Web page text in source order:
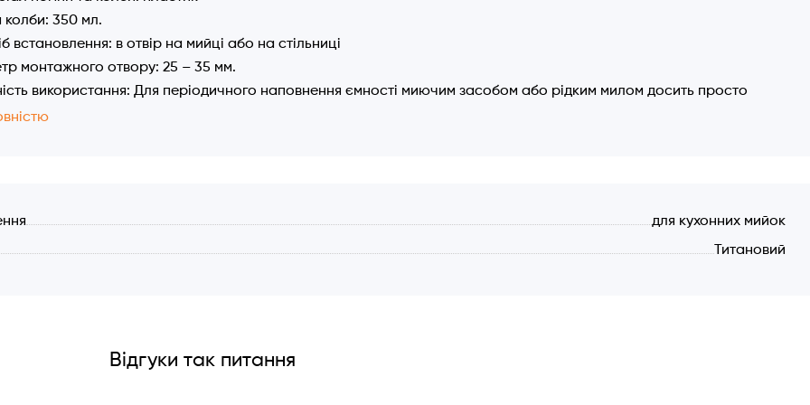
350 мл.
встановлення: в отвір на мийці або на стільниці
монтажного отвору: 25 – 35 мм.
використання: Для періодичного наповнення ємності миючим засобом або рідким милом досить просто
частину і залити через верхню горловину необхідну кількість засобу. Не рекомендується щоразу
для кухонних мийок
Титановий
Відгуки так питання